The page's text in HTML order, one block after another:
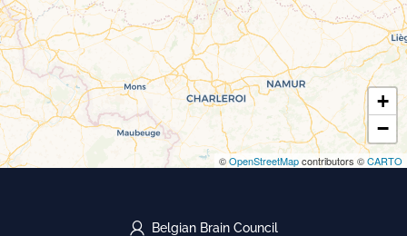
+
−
©OpenStreetMapcontributors ©CARTO
Belgian Brain Council